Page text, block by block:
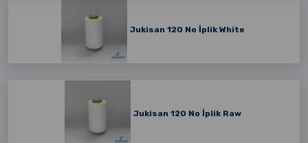
Jukisan 120 No İplik White
Jukisan 120 No İplik Raw